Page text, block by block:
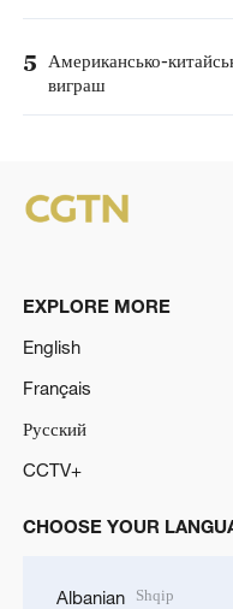
5
Американсько-
виграш
EXPLORE MORE
English
Français
Русский
CCTV+
CHOOSE YOUR
Albanian Shqip